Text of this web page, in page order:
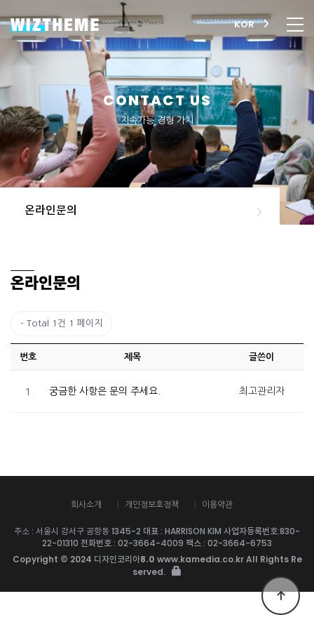
KOR
CONTACT US
지속가능 경형 가치
온라인문의
온라인문의
Total 1건 1 페이지
번호 제목 글쓴이
1 궁금한 사항은 문의 주세요. 최고관리자
회사소개 개인정보호정책 이용약관
주소 : 서울시 강서구 공항동 1345-2 대표 : HARRISON KIM 사업자등록번호:830-
22-01310 전화번호 : 02-3664-4009 팩스 : 02-3664-6753
Copyright © 2024 디자인코리아8.0 www.kamedia.co.kr All Rights Re
served.